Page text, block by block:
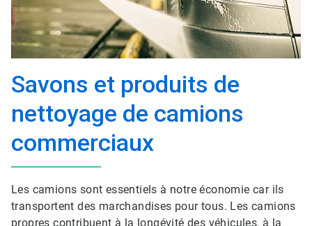
Savons et produits de
nettoyage de camions
commerciaux
Les camions sont essentiels à notre économie car ils
transportent des marchandises pour tous. Les camions
propres contribuent à la longévité des véhicules, à la